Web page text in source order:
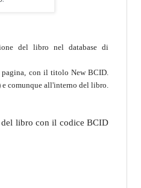
del libro nel database di
pagina, con il titolo New BCID.
comunque all'interno del libro.
del libro con il codice BCID